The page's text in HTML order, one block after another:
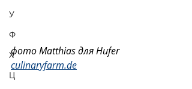
У
Ф
Х
Ц
фото Matthias для Hufer
culinaryfarm.de